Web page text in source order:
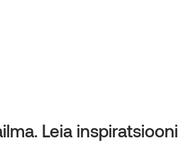
Leia inspiratsiooni